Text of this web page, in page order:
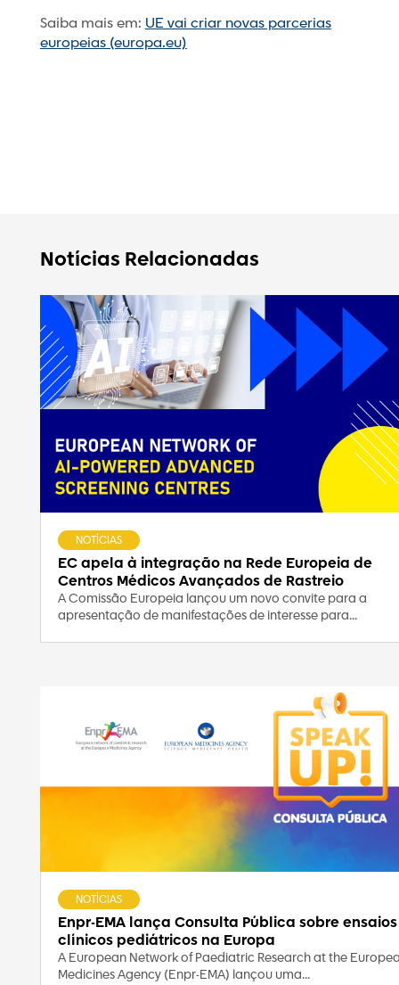
Saiba mais em: UE vai criar novas parcerias
europeias (europa.eu)
Notícias Relacionadas
EC apela à integração na Rede Europeia de
Centros Médicos Avançados de Rastreio
NOTÍCIAS
A Comissão Europeia lançou um novo convite para a
apresentação de manifestações de interesse para...
Enpr-EMA lança Consulta Pública sobre ensaios
clínicos pediátricos na Europa
NOTÍCIAS
A European Network of Paediatric Research at the
Medicines Agency (Enpr-EMA) lançou uma...